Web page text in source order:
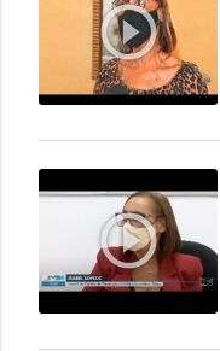
play_circle_outline
play_circle_outline